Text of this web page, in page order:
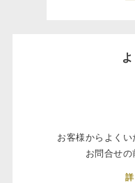
お客様からよくい
お問合せの